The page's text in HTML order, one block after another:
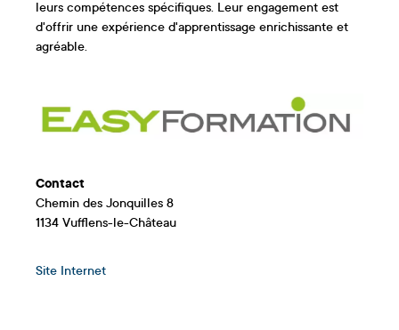
leurs compétences spécifiques. Leur engagement est
d'offrir une expérience d'apprentissage enrichissante et
agréable.
Contact
Chemin des Jonquilles 8
1134 Vufflens-le-Château
Site Internet